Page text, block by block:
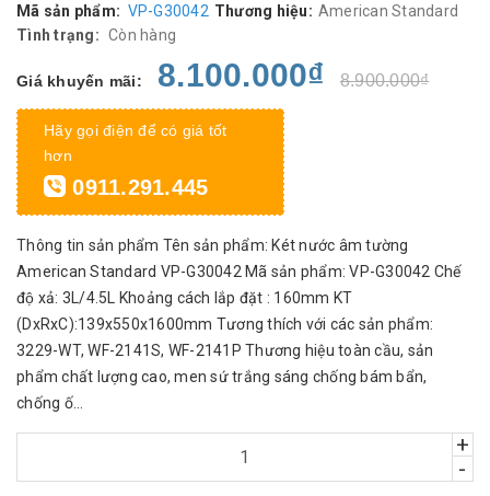
Mã sản phẩm: VP-G30042 Thương hiệu: American Standard
Tình trạng: Còn hàng
Giá khuyến mãi: 8.100.000₫ 8.900.000₫
Hãy gọi điện để có giá tốt
hơn
0911.291.445
Thông tin sản phẩm Tên sản phẩm: Két nước âm tường
American Standard VP-G30042 Mã sản phẩm: VP-G30042 Chế
độ xả: 3L/4.5L Khoảng cách lắp đặt : 160mm KT
(DxRxC):139x550x1600mm Tương thích với các sản phẩm:
3229-WT, WF-2141S, WF-2141P Thương hiệu toàn cầu, sản
phẩm chất lượng cao, men sứ trắng sáng chống bám bẩn,
chống ố...
+
-